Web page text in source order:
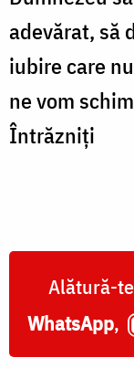
adevărat, să
iubire care
ne vom
Întrăzniți
Alătură-
WhatsApp,